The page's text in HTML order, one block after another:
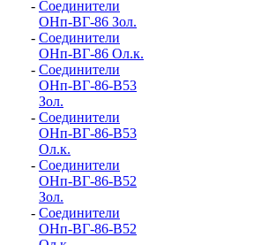
- Соединители
ОНп-ВГ-86 Зол.
- Соединители
ОНп-ВГ-86 Ол.к.
- Соединители
ОНп-ВГ-86-В53
Зол.
- Соединители
ОНп-ВГ-86-В53
Ол.к.
- Соединители
ОНп-ВГ-86-В52
Зол.
- Соединители
ОНп-ВГ-86-В52